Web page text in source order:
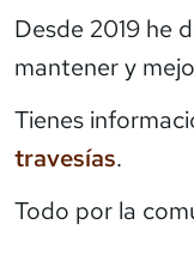
Desde 2019 he
mantener y
Tienes
travesías.
Todo por la